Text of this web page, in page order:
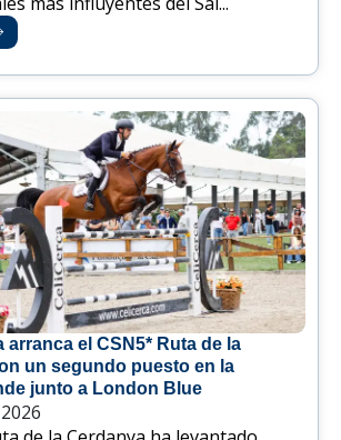
arranca el CSN5* Ruta de la
un segundo puesto en la
junto a London Blue